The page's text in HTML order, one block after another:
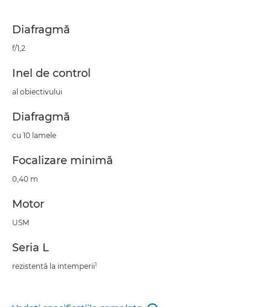
Diafragmă
f/1,2
Inel de control
al obiectivului
Diafragmă
cu 10 lamele
Focalizare minimă
0,40 m
Motor
USM
Seria L
rezistentă la intemperii1